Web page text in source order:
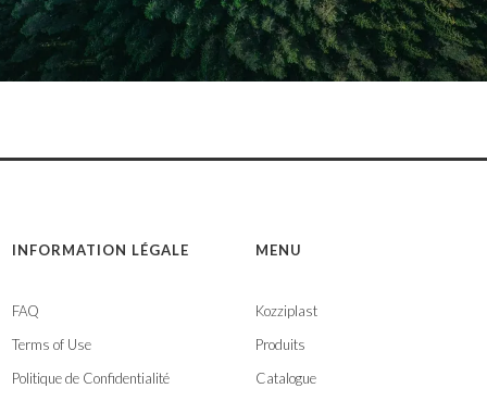
INFORMATION LÉGALE
FAQ
Terms of Use
Politique de Confidentialité
MENU
Kozziplast
Produits
Catalogue